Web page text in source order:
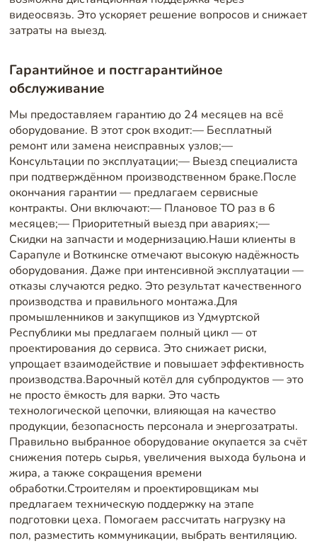
видеосвязь. Это ускоряет решение вопросов и снижает
затраты на выезд.
Гарантийное и постгарантийное
обслуживание
Мы предоставляем гарантию до 24 месяцев на всё
оборудование. В этот срок входит:— Бесплатный
ремонт или замена неисправных узлов;—
Консультации по эксплуатации;— Выезд специалиста
при подтверждённом производственном браке.После
окончания гарантии — предлагаем сервисные
контракты. Они включают:— Плановое ТО раз в 6
месяцев;— Приоритетный выезд при авариях;—
Скидки на запчасти и модернизацию.Наши клиенты в
Сарапуле и Воткинске отмечают высокую надёжность
оборудования. Даже при интенсивной эксплуатации —
отказы случаются редко. Это результат качественного
производства и правильного монтажа.Для
промышленников и закупщиков из Удмуртской
Республики мы предлагаем полный цикл — от
проектирования до сервиса. Это снижает риски,
упрощает взаимодействие и повышает эффективность
производства.Варочный котёл для субпродуктов — это
не просто ёмкость для варки. Это часть
технологической цепочки, влияющая на качество
продукции, безопасность персонала и энергозатраты.
Правильно выбранное оборудование окупается за счёт
снижения потерь сырья, увеличения выхода бульона и
жира, а также сокращения времени
обработки.Строителям и проектировщикам мы
предлагаем техническую поддержку на этапе
подготовки цеха. Помогаем рассчитать нагрузку на
пол, разместить коммуникации, выбрать вентиляцию.